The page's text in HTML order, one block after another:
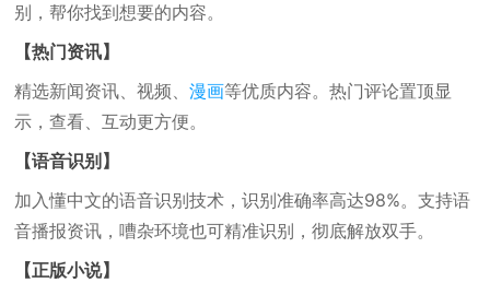
别，帮你找到想要的内容。
【热门资讯】
精选新闻资讯、视频、漫画等优质内容。热门评论置顶显
示，查看、互动更方便。
【语音识别】
加入懂中文的语音识别技术，识别准确率高达98%。支持语
音播报资讯，嘈杂环境也可精准识别，彻底解放双手。
【正版小说】